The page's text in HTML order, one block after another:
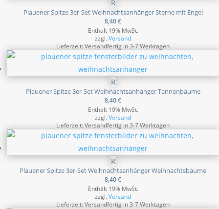
Plauener Spitze 3er-Set Weihnachtsanhänger Sterne mit Engel
8,40€
Enthält 19% MwSt.
zzgl.Versand
Lieferzeit: Versandfertig in 3-7 Werktagen
Plauener Spitze 3er-Set Weihnachtsanhänger Tannenbäume
8,40€
Enthält 19% MwSt.
zzgl.Versand
Lieferzeit: Versandfertig in 3-7 Werktagen
Plauener Spitze 3er-Set Weihnachtsanhänger Weihnachtsbäume
8,40€
Enthält 19% MwSt.
zzgl.Versand
Lieferzeit: Versandfertig in 3-7 Werktagen